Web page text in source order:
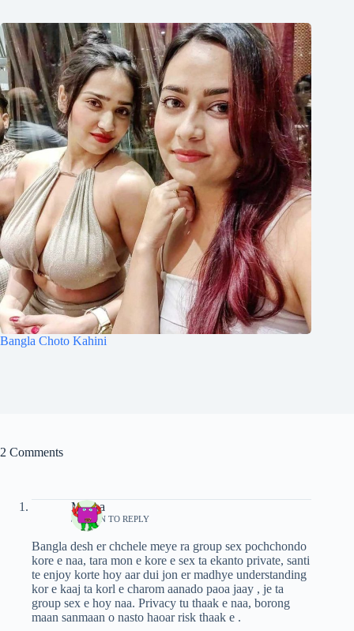
Bangla Choto Kahini
2 Comments
Meena
/ LOG IN TO REPLY
Bangla desh er chchele meye ra group sex pochchondo
kore e naa, tara mon e kore e sex ta ekanto private, santi
te enjoy korte hoy aar dui jon er madhye understanding
kor e kaaj ta korl e charom aanado paoa jaay , je ta
group sex e hoy naa. Privacy tu thaak e naa, borong
maan sanmaan o nasto haoar risk thaak e .